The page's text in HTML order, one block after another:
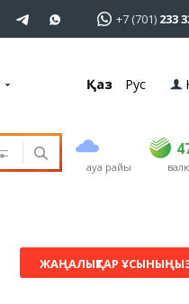
+7 (701) 233
Қаз Рус
ауа райы
USD 469
EUR
ЖАҢАЛЫҚТАР